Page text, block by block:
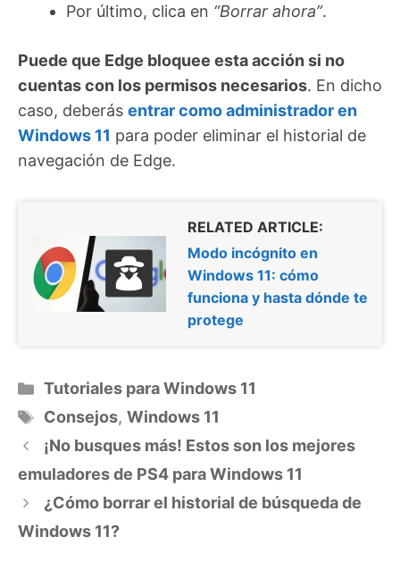
Por último, clica en “Borrar ahora”.
Puede que Edge bloquee esta acción si no
cuentas con los permisos necesarios. En dicho
caso, deberás entrar como administrador en
Windows 11 para poder eliminar el historial de
navegación de Edge.
RELATED ARTICLE:
Modo incógnito en
Windows 11: cómo
funciona y hasta dónde te
protege
Categorías
Tutoriales para Windows 11
Etiquetas
Consejos, Windows 11
¡No busques más! Estos son los mejores
emuladores de PS4 para Windows 11
¿Cómo borrar el historial de búsqueda de
Windows 11?